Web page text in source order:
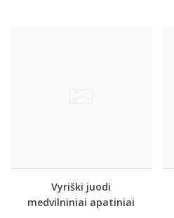
Vyriški juodi
medvilniniai apatiniai